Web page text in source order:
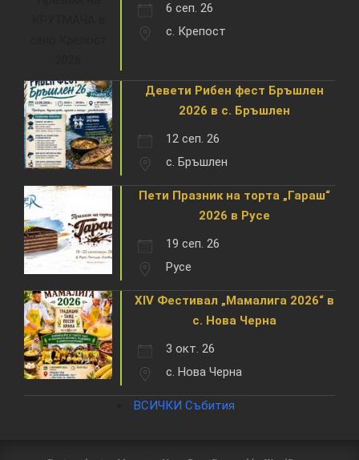
6 сеп. 26
с. Крепост
Девети Рибен фест Бръшлен
2026 в с. Бръшлен
12 сеп. 26
с. Бръшлен
Пети Празник на торта „Гараш“
2026 в Русе
19 сеп. 26
Русе
XIV Фестивал „Мамалига 2026“ в
с. Нова Черна
3 окт. 26
с. Нова Черна
ВСИЧКИ Събития